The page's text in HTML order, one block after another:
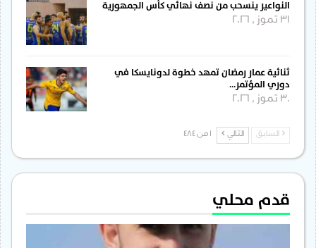
النواعير ينسحب من نصف نهائي كأس الجمهورية
31 تموز , 2026
ثنائية عمار رمضان تمهد خطوة لدونايسكا في
دوري المؤتمر…
30 تموز , 2026
السابق التالي
قدم محلي